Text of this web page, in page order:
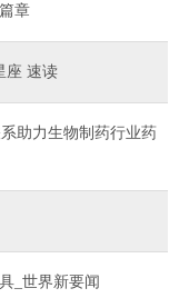
章
座 速读
助力生物制药行业药
_世界新要闻